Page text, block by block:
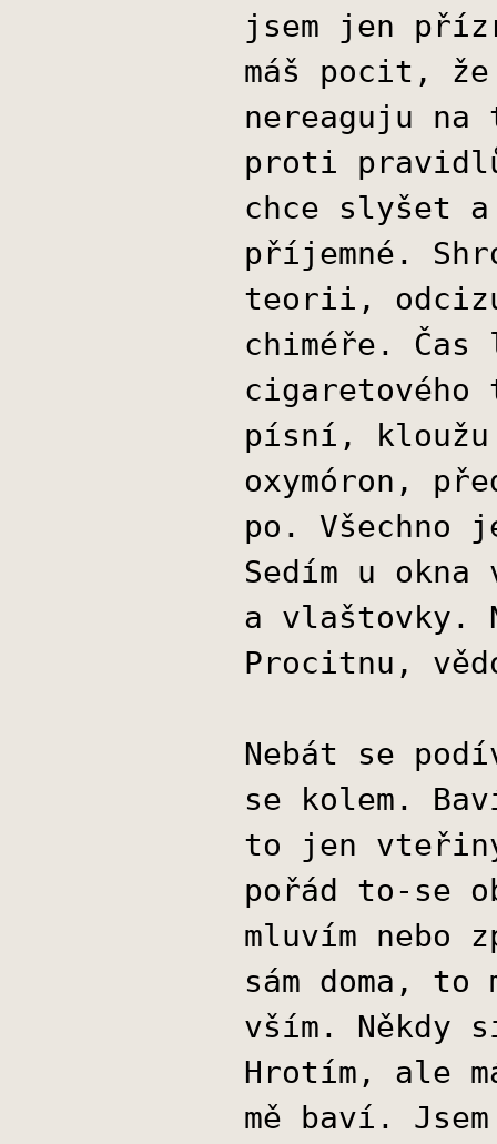
jsem jen
máš pocit,
nereaguju
proti
chce slyšet
příjemné.
teorii,
chiméře.
cigaretového
písní, kloužu
oxymóron,
po. Všechno
Sedím u
a vlaštovky.
Procitnu,
Nebát se
se kolem.
to jen
pořád to-se
mluvím nebo
sám doma,
vším. Někdy
Hrotím, ale
mě baví.